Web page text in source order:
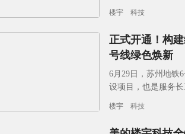
楼宇 科技
正式开通！构
号线绿色焕新
6月29日，苏州地铁
设项目，也是服务
楼宇 科技